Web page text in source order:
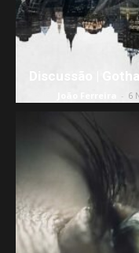
Discussão |
- 6